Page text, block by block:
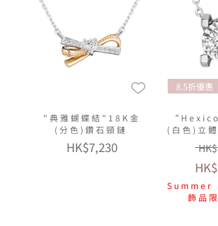
"典雅蝴蝶結"18K金
(分色)鑽石頸鏈
HK$7,230
8.5折優惠
(白色)立
頸鏈(放
Summer
飾品